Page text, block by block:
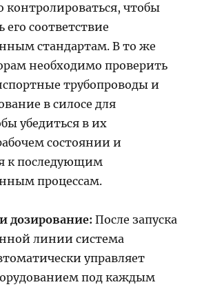
контролироваться, чтобы
его соответствие
стандартам. В то же
необходимо проверить
трубопроводы и
в силосе для
убедиться в их
состоянии и
к последующим
процессам.
дозирование: После запуска
линии система
управляет
под каждым